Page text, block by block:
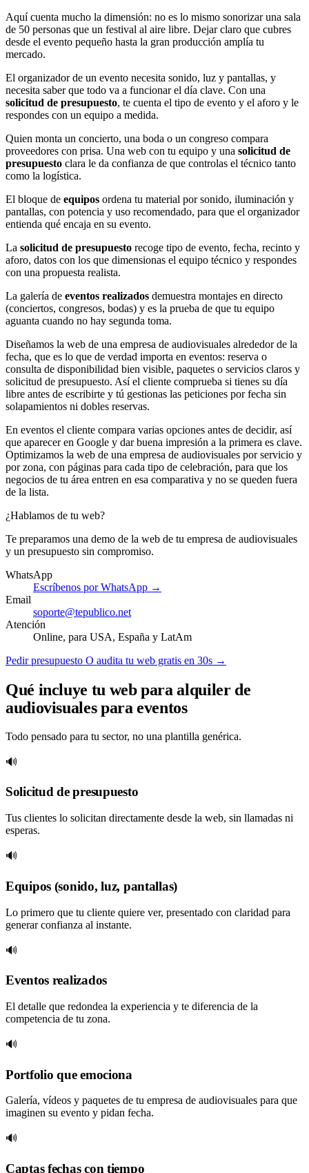
Aquí cuenta mucho la dimensión: no es lo mismo sonorizar una sala
de 50 personas que un festival al aire libre. Dejar claro que cubres
desde el evento pequeño hasta la gran producción amplía tu
mercado.
El organizador de un evento necesita sonido, luz y pantallas, y
necesita saber que todo va a funcionar el día clave. Con una
solicitud de presupuesto, te cuenta el tipo de evento y el aforo y le
respondes con un equipo a medida.
Quien monta un concierto, una boda o un congreso compara
proveedores con prisa. Una web con tu equipo y una solicitud de
presupuesto clara le da confianza de que controlas el técnico tanto
como la logística.
El bloque de equipos ordena tu material por sonido, iluminación y
pantallas, con potencia y uso recomendado, para que el organizador
entienda qué encaja en su evento.
La solicitud de presupuesto recoge tipo de evento, fecha, recinto y
aforo, datos con los que dimensionas el equipo técnico y respondes
con una propuesta realista.
La galería de eventos realizados demuestra montajes en directo
(conciertos, congresos, bodas) y es la prueba de que tu equipo
aguanta cuando no hay segunda toma.
Diseñamos la web de una empresa de audiovisuales alrededor de la
fecha, que es lo que de verdad importa en eventos: reserva o
consulta de disponibilidad bien visible, paquetes o servicios claros y
solicitud de presupuesto. Así el cliente comprueba si tienes su día
libre antes de escribirte y tú gestionas las peticiones por fecha sin
solapamientos ni dobles reservas.
En eventos el cliente compara varias opciones antes de decidir, así
que aparecer en Google y dar buena impresión a la primera es clave.
Optimizamos la web de una empresa de audiovisuales por servicio y
por zona, con páginas para cada tipo de celebración, para que los
negocios de tu área entren en esa comparativa y no se queden fuera
de la lista.
¿Hablamos de tu web?
Te preparamos una demo de la web de tu empresa de audiovisuales
y un presupuesto sin compromiso.
WhatsApp
Escríbenos por WhatsApp →
Email
soporte@tepublico.net
Atención
Online, para USA, España y LatAm
Pedir presupuesto O audita tu web gratis en 30s →
Qué incluye tu web para alquiler de
audiovisuales para eventos
Todo pensado para tu sector, no una plantilla genérica.
🔊
Solicitud de presupuesto
Tus clientes lo solicitan directamente desde la web, sin llamadas ni
esperas.
🔊
Equipos (sonido, luz, pantallas)
Lo primero que tu cliente quiere ver, presentado con claridad para
generar confianza al instante.
🔊
Eventos realizados
El detalle que redondea la experiencia y te diferencia de la
competencia de tu zona.
🔊
Portfolio que emociona
Galería, vídeos y paquetes de tu empresa de audiovisuales para que
imaginen su evento y pidan fecha.
🔊
Captas fechas con tiempo